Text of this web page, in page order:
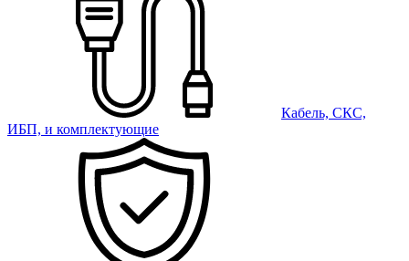
Кабель, СКС,
ИБП, и комплектующие